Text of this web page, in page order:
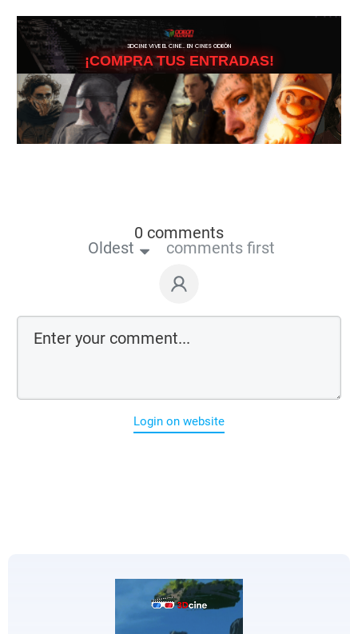
3DCINE VIVE EL CINE… EN CINES ODEÓN
¡COMPRA TUS ENTRADAS!
0 comments
Oldest comments first
Login on website